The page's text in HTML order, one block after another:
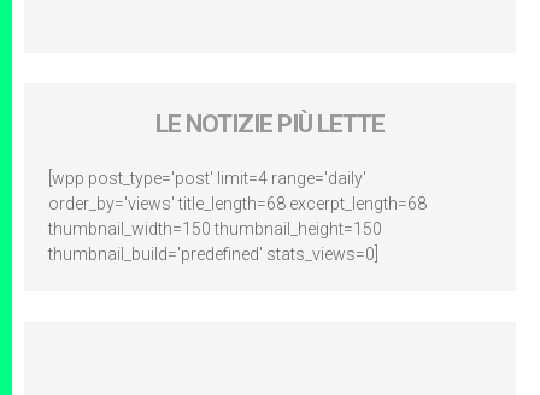
LE NOTIZIE PIÙ LETTE
[wpp post_type='post' limit=4 range='daily'
order_by='views' title_length=68 excerpt_length=68
thumbnail_width=150 thumbnail_height=150
thumbnail_build='predefined' stats_views=0]